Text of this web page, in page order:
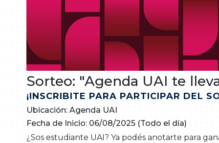
Sorteo: "Agenda UAI te
¡INSCRIBITE PARA PARTICIPAR DEL
Ubicación: Agenda UAI
Fecha de Inicio: 06/08/2025 (Todo el día)
¿Sos estudiante UAI? Ya podés anotarte para